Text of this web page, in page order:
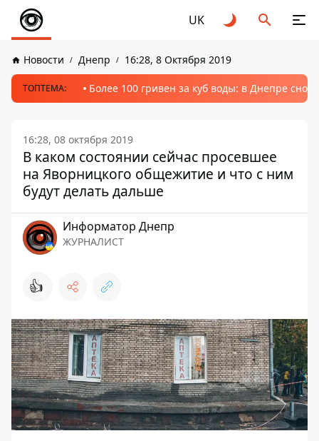
UK
Новости Днепр 16:28, 8 Октября 2019
ТОПТЕМА: Более 100 гривен за куб воды: в Днепре
16:28, 08 октября 2019
В каком состоянии сейчас просевшее
на Яворницкого общежитие и что с ним
будут делать дальше
Информатор Днепр
ЖУРНАЛИСТ
👍